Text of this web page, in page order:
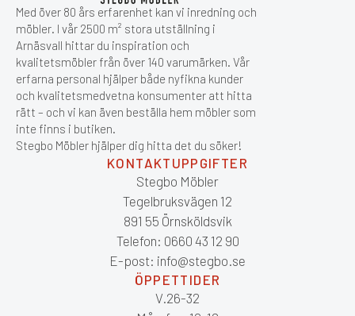
Med över 80 års erfarenhet kan vi inredning och
möbler. I vår 2500 m² stora utställning i
Arnäsvall hittar du inspiration och
kvalitetsmöbler från över 140 varumärken. Vår
erfarna personal hjälper både nyfikna kunder
och kvalitetsmedvetna konsumenter att hitta
rätt – och vi kan även beställa hem möbler som
inte finns i butiken.
Stegbo Möbler hjälper dig hitta det du söker!
KONTAKTUPPGIFTER
Stegbo Möbler
Tegelbruksvägen 12
891 55 Örnsköldsvik
Telefon: 0660 43 12 90
E-post: info@stegbo.se
ÖPPETTIDER
V.26-32